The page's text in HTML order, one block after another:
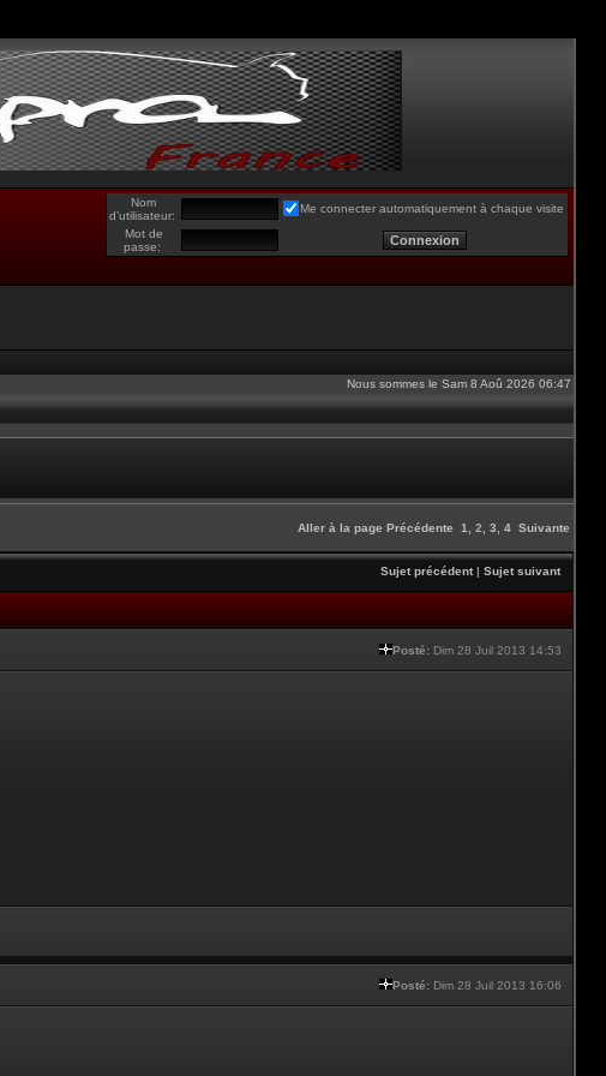
Nom
d’utilisateur:
Me connecter automatiquement à chaque visite
Mot de
passe:
Nous sommes le Sam 8 Aoû 2026 06:47
Aller à la page Précédente 1 2 3 4 Suivante
Sujet précédent| Sujet suivant
Posté: Dim 28 Juil 2013 14:53
Posté: Dim 28 Juil 2013 16:06